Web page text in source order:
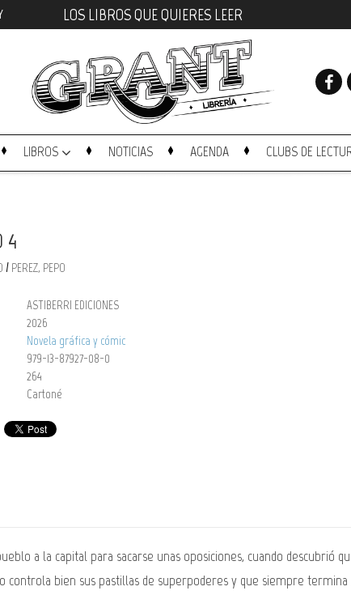
LOS LIBROS QUE QUIERES LEER
LIBROS NOTICIAS AGENDA CLUBS DE
4
/ PEREZ, PEPO
ASTIBERRI EDICIONES
2026
Novela gráfica y cómic
979-13-87927-08-0
264
Cartoné
a la capital para sacarse unas oposiciones, cuando descubrió
bien sus pastillas de superpoderes y que siempre termina